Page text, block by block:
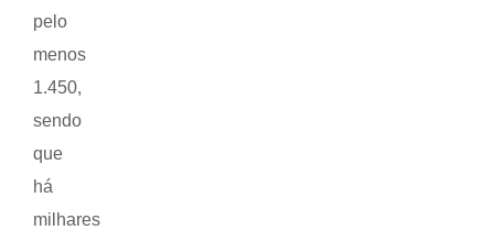
pelo
menos
1.450,
sendo
que
há
milhares